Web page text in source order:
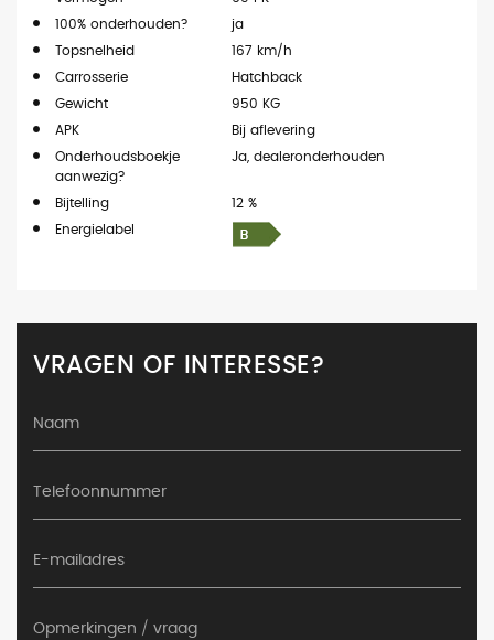
100% onderhouden?
ja
Topsnelheid
167 km/h
Carrosserie
Hatchback
Gewicht
950 KG
APK
Bij aflevering
Onderhoudsboekje
aanwezig?
Ja, dealeronderhouden
Bijtelling
12 %
Energielabel
VRAGEN OF INTERESSE?